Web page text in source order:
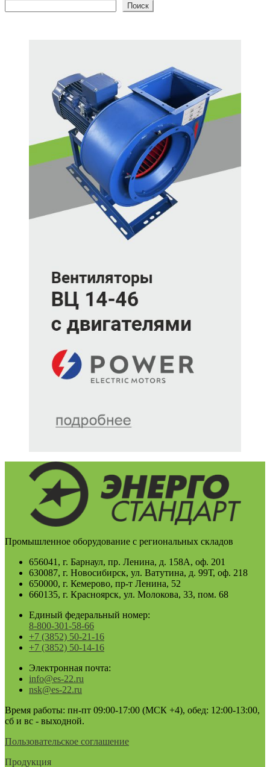
Поиск
Промышленное оборудование с региональных складов
656041, г. Барнаул, пр. Ленина, д. 158А, оф. 201
630087, г. Новосибирск, ул. Ватутина, д. 99Т, оф. 218
650000, г. Кемерово, пр-т Ленина, 52
660135, г. Красноярск, ул. Молокова, 33, пом. 68
Единый федеральный номер:
8-800-301-58-66
+7 (3852) 50-21-16
+7 (3852) 50-14-16
Электронная почта:
info@es-22.ru
nsk@es-22.ru
Время работы: пн-пт 09:00-17:00 (МСК +4), обед: 12:00-13:00,
сб и вс - выходной.
Пользовательское соглашение
Продукция